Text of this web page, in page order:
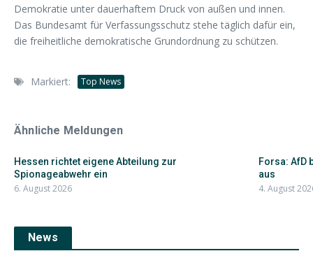
Demokratie unter dauerhaftem Druck von außen und innen.
Das Bundesamt für Verfassungsschutz stehe täglich dafür ein,
die freiheitliche demokratische Grundordnung zu schützen.
Markiert: Top News
Ähnliche Meldungen
Hessen richtet eigene Abteilung zur
Spionageabwehr ein
6. August 2026
Forsa: AfD
aus
4. August
News